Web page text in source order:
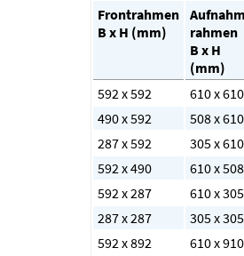
Frontrahmen
B x H (mm)
rahmen
B x H
(mm)
592 x 592
610 x 610
490 x 592
508 x 610
287 x 592
305 x 610
592 x 490
610 x 508
592 x 287
610 x 305
287 x 287
305 x 305
592 x 892
610 x 910